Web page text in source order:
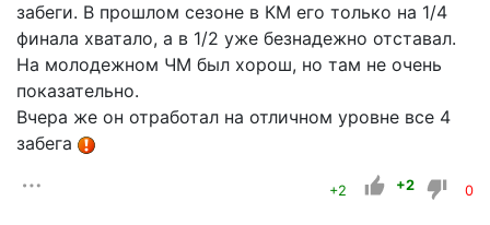
забеги. В прошлом сезоне в КМ его только на 1/4
финала хватало, а в 1/2 уже безнадежно отставал.
На молодежном ЧМ был хорош, но там не очень
показательно.
Вчера же он отработал на отличном уровне все 4
забега
+2 +2 0